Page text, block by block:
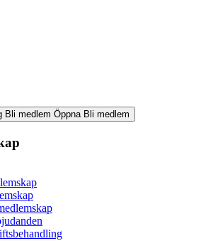
Bli medlem Öppna Bli medlem